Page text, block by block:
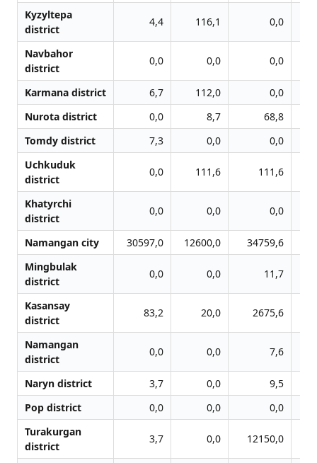
Kyzyltepa
district
4,4 116,1 0,0
Navbahor
district
0,0 0,0 0,0
Karmana district 6,7 112,0
0,0
Nurota district
0,0 8,7
68,8
Tomdy district
7,3 0,0
0,0
Uchkuduk
district
0,0 111,6 111,6
Khatyrchi
district
0,0 0,0 0,0
Namangan city 30597,0 12600,0 34759,6
Mingbulak
district
0,0 0,0 11,7
Kasansay
district
83,2 20,0 2675,6
Namangan
district
0,0 0,0 7,6
Naryn district 3,7 0,0
9,5
Pop district
0,0 0,0
0,0
Turakurgan
district
3,7 0,0 12150,0